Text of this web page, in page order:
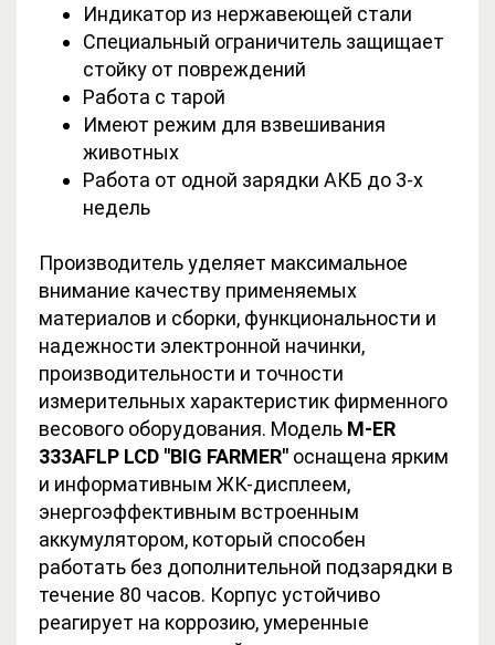
Индикатор из нержавеющей стали
Специальный ограничитель защищает
стойку от повреждений
Работа с тарой
Имеют режим для взвешивания
животных
Работа от одной зарядки АКБ до 3-х
недель
Производитель уделяет максимальное
внимание качеству применяемых
материалов и сборки, функциональности и
надежности электронной начинки,
производительности и точности
измерительных характеристик фирменного
весового оборудования. Модель M-ER
333AFLP LCD "BIG FARMER" оснащена ярким
и информативным ЖК-дисплеем,
энергоэффективным встроенным
аккумулятором, который способен
работать без дополнительной подзарядки в
течение 80 часов. Корпус устойчиво
реагирует на коррозию, умеренные